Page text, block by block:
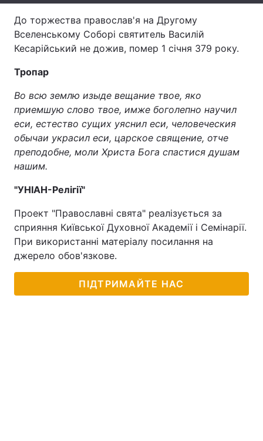
До торжества православ'я на Другому
Вселенському Соборі святитель Василій
Кесарійський не дожив, помер 1 січня 379 року.
Тропар
Во всю землю изыде вещание твое, яко
приемшую слово твое, имже боголепно научил
еси, естество сущих уяснил еси, человеческия
обычаи украсил еси, царское священие, отче
преподобне, моли Христа Бога спастися душам
нашим.
"УНІАН-Релігії"
Проект "Православні свята" реалізується за
сприяння Київської Духовної Академії і Семінарії.
При використанні матеріалу посилання на
джерело обов'язкове.
ПІДТРИМАЙТЕ НАС